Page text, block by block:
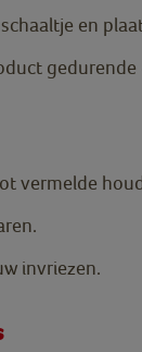
en
vermelde
invriezen.